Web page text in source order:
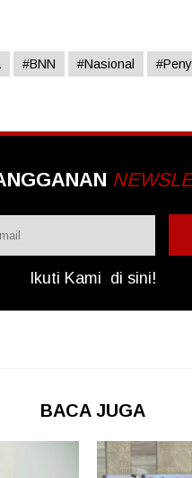
#BNN #Nasional
Ikuti Kami di sini!
BACA JUGA